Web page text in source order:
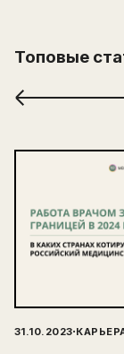
Топовые
31.10.2023·